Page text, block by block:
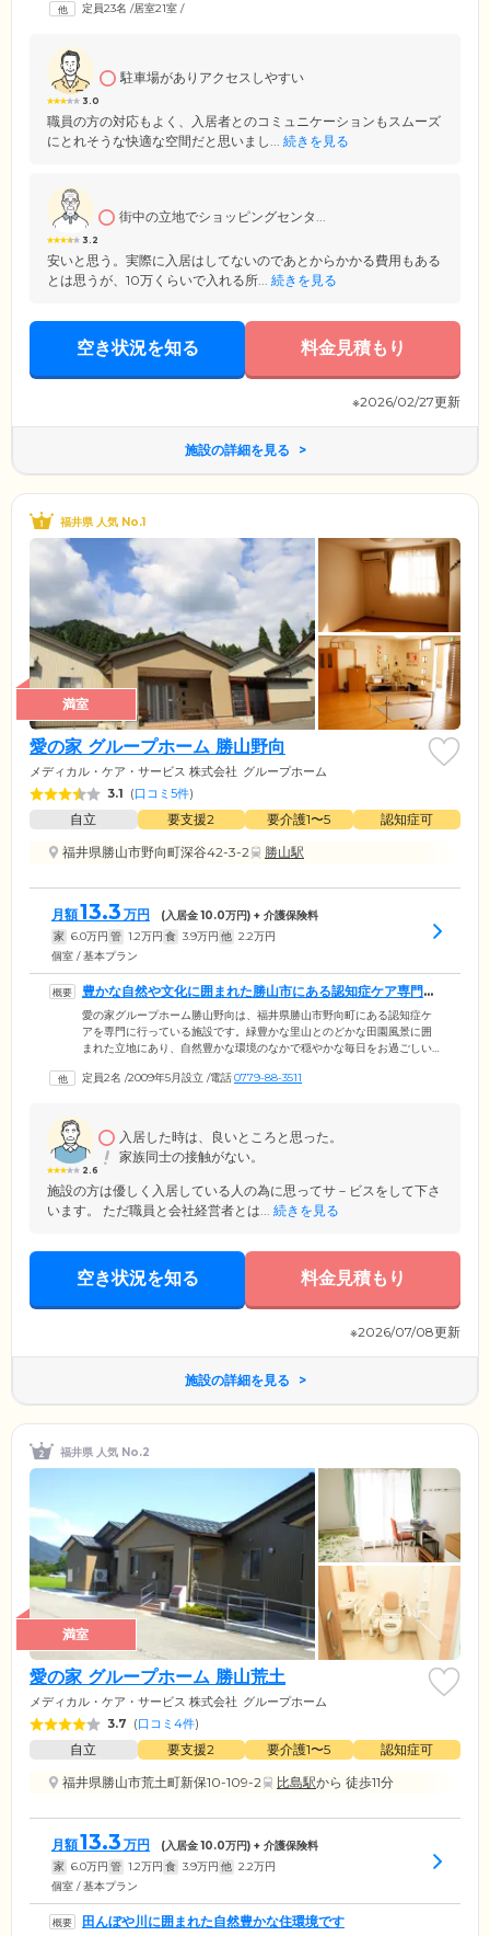
定員23名 /居室21室 /
3.0
駐車場がありアクセスしやすい
職員の方の対応もよく、入居者とのコミュニケーションもスムーズ
にとれそうな快適な空間だと思いまし... 続きを見る
3.2
街中の立地でショッピングセンタ...
安いと思う。実際に入居はしてないのであとからかかる費用もある
とは思うが、10万くらいで入れる所... 続きを見る
空き状況を知る 料金見積もり
※2026/02/27更新
施設の詳細を見る
福井県 人気 No.1
満室
愛の家 グループホーム 勝山野向
メディカル・ケア・サービス 株式会社 グループホーム
3.1 (口コミ5件)
自立 要支援2 要介護1〜5
認知症可
福井県勝山市野向町深谷42-3-2
勝山駅
月額13.3 万円 (入居金10.0万円) + 介護保険料
家 6.0万円 管 1.2万円 食 3.9万円 他 2.2万円
個室 / 基本プラン
豊かな自然や文化に囲まれた勝山市にある認知症ケア専門の
施設です
愛の家グループホーム勝山野向は、福井県勝山市野向町にある認知症ケ
アを専門に行っている施設です。緑豊かな里山とのどかな田園風景に囲
まれた立地にあり、自然豊かな環境のなかで穏やかな毎日をお過ごしい
や、県立恐竜博物館、スキージャム勝山といったレジャースポットもあ
要支援2以上の方。地域との連携を図りながら、ご入居者様によりよい生
活をお送りいただけるホームづくりに努めています。
定員2名 /2009年5月設立 /電話0779-88-3511
2.6
入居した時は、良いところと思った。
家族同士の接触がない。
施設の方は優しく入居している人の為に思ってサ－ビスをして下さ
います。 ただ職員と会社経営者とは... 続きを見る
空き状況を知る 料金見積もり
※2026/07/08更新
施設の詳細を見る
福井県 人気 No.2
満室
愛の家 グループホーム 勝山荒土
メディカル・ケア・サービス 株式会社 グループホーム
3.7 (口コミ4件)
自立 要支援2 要介護1〜5
認知症可
福井県勝山市荒土町新保10-109-2
比島駅から 徒歩11分
月額13.3 万円 (入居金10.0万円) + 介護保険料
家 6.0万円 管 1.2万円 食 3.9万円 他 2.2万円
個室 / 基本プラン
田んぼや川に囲まれた自然豊かな住環境です